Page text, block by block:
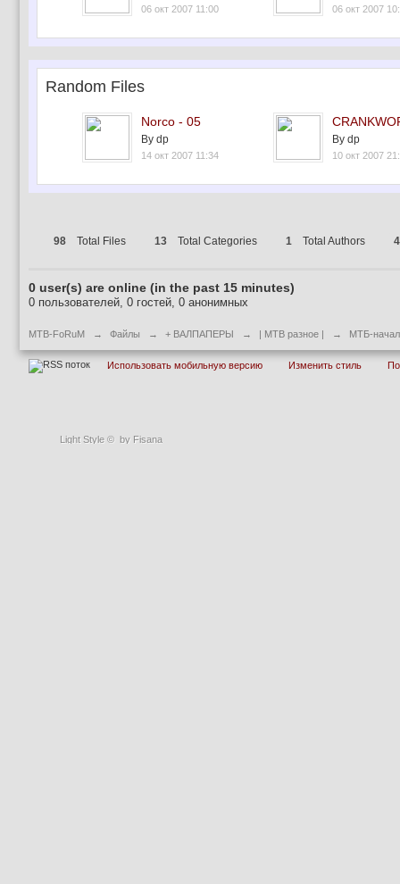
Light Style © by Fisana
06 окт 2007 11:00 06 окт 2007
Random Files
Norco - 05
By dp
14 окт 2007 11:34
By dp
10 окт 2007
98 Total Files 13 Total Categories 1 Total Authors
0 user(s) are online (in the past 15 minutes)
0 пользователей, 0 гостей, 0 анонимных
MTB-FoRuM → Файлы → + ВАЛПАПЕРЫ → | MTB разное | → МТБ-
Использовать мобильную версию Изменить стиль